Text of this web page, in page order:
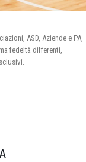
ASD, Aziende e PA,
fedeltà differenti,